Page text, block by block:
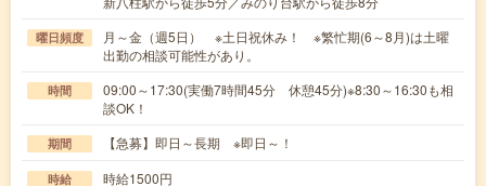
曜日頻度
月～金（週5日） ※土日祝休み！ ※繁忙期(6～8月)は土曜
出勤の相談可能性があり。
時間
09:00～17:30(実働7時間45分 休憩45分)※8:30～16:30も相
談OK！
期間 【急募】即日～長期 ※即日～！
時給 時給1500円